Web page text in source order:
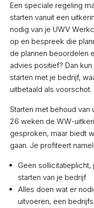
Een speciale regeling
starten vanuit een
nodig van je UWV
op en bespreek die
de plannen beoordelen
advies positief? Dan
starten met je bedrijf,
uitbetaald als voorschot.
Starten met behoud van
26 weken de WW-
gesproken, maar biedt
gaan. Je profiteert
Geen
starten van je bedrijf
Alles doen wat er
uitvoeren, een